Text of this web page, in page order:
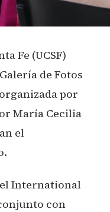
Fe (UCSF)
de Fotos
por
María Cecilia
el
International
con